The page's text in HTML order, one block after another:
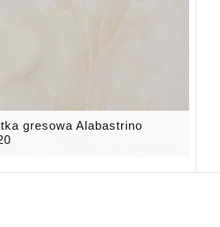
gresowa Alabastrino